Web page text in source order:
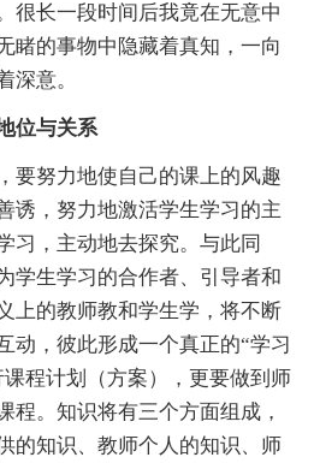
很长一段时间后我竟在无意中
睹的事物中隐藏着真知，一向
深意。
位与关系
努力地使自己的课上的风趣
诱，努力地激活学生学习的主
习，主动地去探究。与此同
学生学习的合作者、引导者和
上的教师教和学生学，将不断
动，彼此形成一个真正的“学习
程计划（方案），更要做到师
程。知识将有三个方面组成，
的知识、教师个人的知识、师